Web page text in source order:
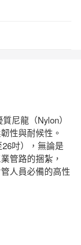
尼龍（Nylon）
性與耐候性。
吋），無論是
管路的捆紮，
人員必備的高性